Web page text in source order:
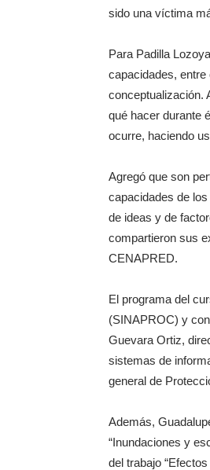
sido una víctima
Para Padilla
capacidades,
conceptualización.
qué hacer durante
ocurre, haciendo
Agregó que son
capacidades de
de ideas y de
compartieron sus
CENAPRED.
El programa del
(SINAPROC) y
Guevara Ortiz,
sistemas de
general de
Además,
“Inundaciones y
del trabajo